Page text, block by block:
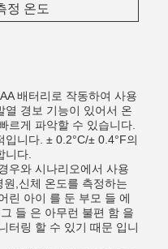
정 온도
배터리로 작동하여 사용
열 경보 기능이 있어서 온
르게 파악할 수 있습니다.
니다. ± 0.2°C/± 0.4°F의
니다.
우와 시나리오에서 사용
,신체 온도를 측정하는
린 아이 를 둔 부모 들 에
들 은 아무런 불편 함 을
터링 할 수 있기 때문 입니